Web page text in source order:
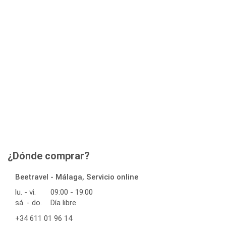
¿Dónde comprar?
Beetravel - Málaga, Servicio online
lu. - vi.
09:00 - 19:00
sá. - do.
Día libre
+34 611 01 96 14